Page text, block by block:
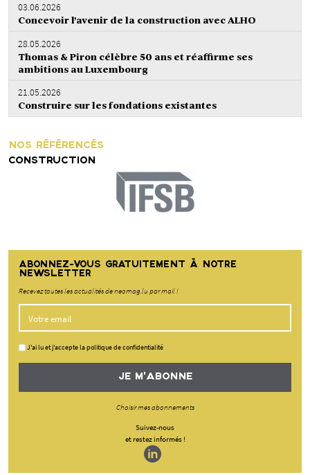
03.06.2026
Concevoir l’avenir de la construction avec ALHO
28.05.2026
Thomas & Piron célèbre 50 ans et réaffirme ses
ambitions au Luxembourg
21.05.2026
Construire sur les fondations existantes
NOS RÉFÉRENCÉS
CONSTRUCTION
ABONNEZ-VOUS GRATUITEMENT À NOTRE
NEWSLETTER
Recevez toutes les actualités de neomag.lu par mail !
J'ai lu et j'accepte la politique de confidentialité
JE M'ABONNE
Choisir mes abonnements
Suivez-nous
et restez informés !